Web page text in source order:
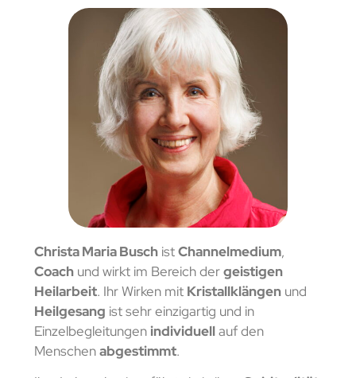
Christa Maria BuschistChannelmedium,
Coachund wirkt im Bereich dergeistigen
Heilarbeit. Ihr Wirken mit Kristallklängenund
Heilgesang ist sehr einzigartig und in
Einzelbegleitungen individuellauf den
Menschenabgestimmt.